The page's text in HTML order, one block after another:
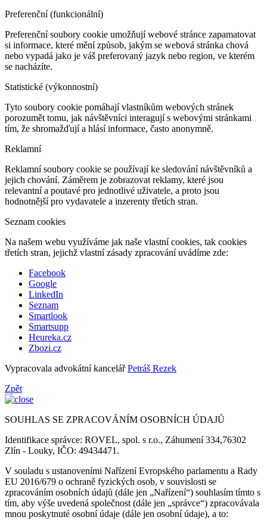
Preferenční (funkcionální)
Preferenční soubory cookie umožňují webové stránce zapamatovat
si informace, které mění způsob, jakým se webová stránka chová
nebo vypadá jako je váš preferovaný jazyk nebo region, ve kterém
se nacházíte.
Statistické (výkonnostní)
Tyto soubory cookie pomáhají vlastníkům webových stránek
porozumět tomu, jak návštěvníci interagují s webovými stránkami
tím, že shromažďují a hlásí informace, často anonymně.
Reklamní
Reklamní soubory cookie se používají ke sledování návštěvníků a
jejich chování. Záměrem je zobrazovat reklamy, které jsou
relevantní a poutavé pro jednotlivé uživatele, a proto jsou
hodnotnější pro vydavatele a inzerenty třetích stran.
Seznam cookies
Na našem webu využíváme jak naše vlastní cookies, tak cookies
třetích stran, jejichž vlastní zásady zpracování uvádíme zde:
Facebook
Google
LinkedIn
Seznam
Smartlook
Smartsupp
Heureka.cz
Zbozi.cz
Vypracovala advokátní kancelářPetráš Rezek
Zpět
SOUHLAS SE ZPRACOVÁNÍM OSOBNÍCH ÚDAJŮ
Identifikace správce: ROVEL, spol. s r.o., Záhumení 334,76302
Zlín - Louky, IČO: 49434471.
V souladu s ustanoveními Nařízení Evropského parlamentu a Rady
EU 2016/679 o ochraně fyzických osob, v souvislosti se
zpracováním osobních údajů (dále jen „Nařízení“) souhlasím tímto s
tím, aby výše uvedená společnost (dále jen „správce“) zpracovávala
mnou poskytnuté osobní údaje (dále jen osobní údaje), a to: